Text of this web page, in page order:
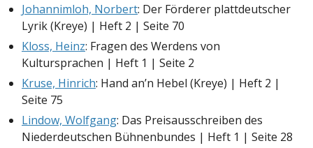
Johannimloh, Norbert: Der Förderer plattdeutscher
Lyrik (Kreye) | Heft 2 | Seite 70
Kloss, Heinz: Fragen des Werdens von
Kultursprachen | Heft 1 | Seite 2
Kruse, Hinrich: Hand an’n Hebel (Kreye) | Heft 2 |
Seite 75
Lindow, Wolfgang: Das Preisausschreiben des
Niederdeutschen Bühnenbundes | Heft 1 | Seite 28